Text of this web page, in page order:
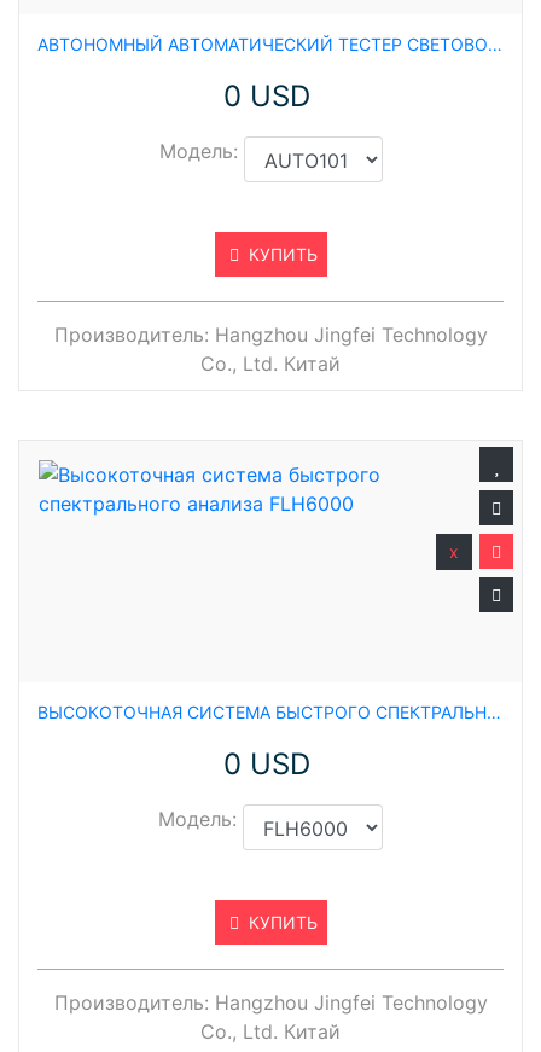
АВТОНОМНЫЙ АВТОМАТИЧЕСКИЙ ТЕСТЕР СВЕТОВОЙ ЭФФЕКТИВНОСТИ AUTO101
0 USD
Модель:
КУПИТЬ
Производитель: Hangzhou Jingfei Technology
Co., Ltd. Китай
ВЫСОКОТОЧНАЯ СИСТЕМА БЫСТРОГО СПЕКТРАЛЬНОГО АНАЛИЗА FLH6000
0 USD
Модель:
КУПИТЬ
x
Производитель: Hangzhou Jingfei Technology
Co., Ltd. Китай